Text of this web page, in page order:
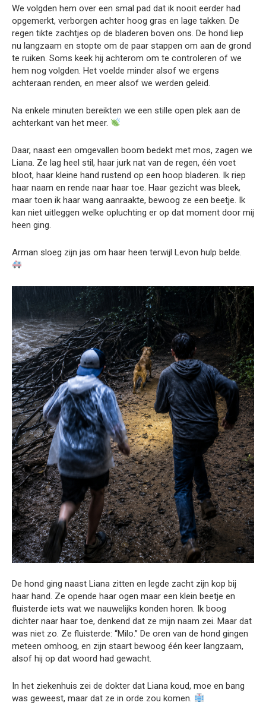
We volgden hem over een smal pad dat ik nooit eerder had
opgemerkt, verborgen achter hoog gras en lage takken. De
regen tikte zachtjes op de bladeren boven ons. De hond liep
nu langzaam en stopte om de paar stappen om aan de grond
te ruiken. Soms keek hij achterom om te controleren of we
hem nog volgden. Het voelde minder alsof we ergens
achteraan renden, en meer alsof we werden geleid.
Na enkele minuten bereikten we een stille open plek aan de
achterkant van het meer.
Daar, naast een omgevallen boom bedekt met mos, zagen we
Liana. Ze lag heel stil, haar jurk nat van de regen, één voet
bloot, haar kleine hand rustend op een hoop bladeren. Ik riep
haar naam en rende naar haar toe. Haar gezicht was bleek,
maar toen ik haar wang aanraakte, bewoog ze een beetje. Ik
kan niet uitleggen welke opluchting er op dat moment door mij
heen ging.
Arman sloeg zijn jas om haar heen terwijl Levon hulp belde.
De hond ging naast Liana zitten en legde zacht zijn kop bij
haar hand. Ze opende haar ogen maar een klein beetje en
fluisterde iets wat we nauwelijks konden horen. Ik boog
dichter naar haar toe, denkend dat ze mijn naam zei. Maar dat
was niet zo. Ze fluisterde: “Milo.” De oren van de hond gingen
meteen omhoog, en zijn staart bewoog één keer langzaam,
alsof hij op dat woord had gewacht.
In het ziekenhuis zei de dokter dat Liana koud, moe en bang
was geweest, maar dat ze in orde zou komen.